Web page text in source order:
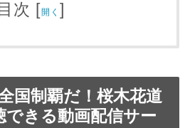
次 [開く ]
国制覇だ！桜木花道
できる動画配信サー